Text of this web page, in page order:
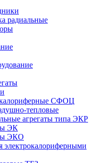
радиальные
СФОЦ
тепловые
агрегаты типа ЭКР
ЭК
ЭКО